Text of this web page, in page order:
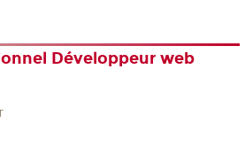
Développeur web